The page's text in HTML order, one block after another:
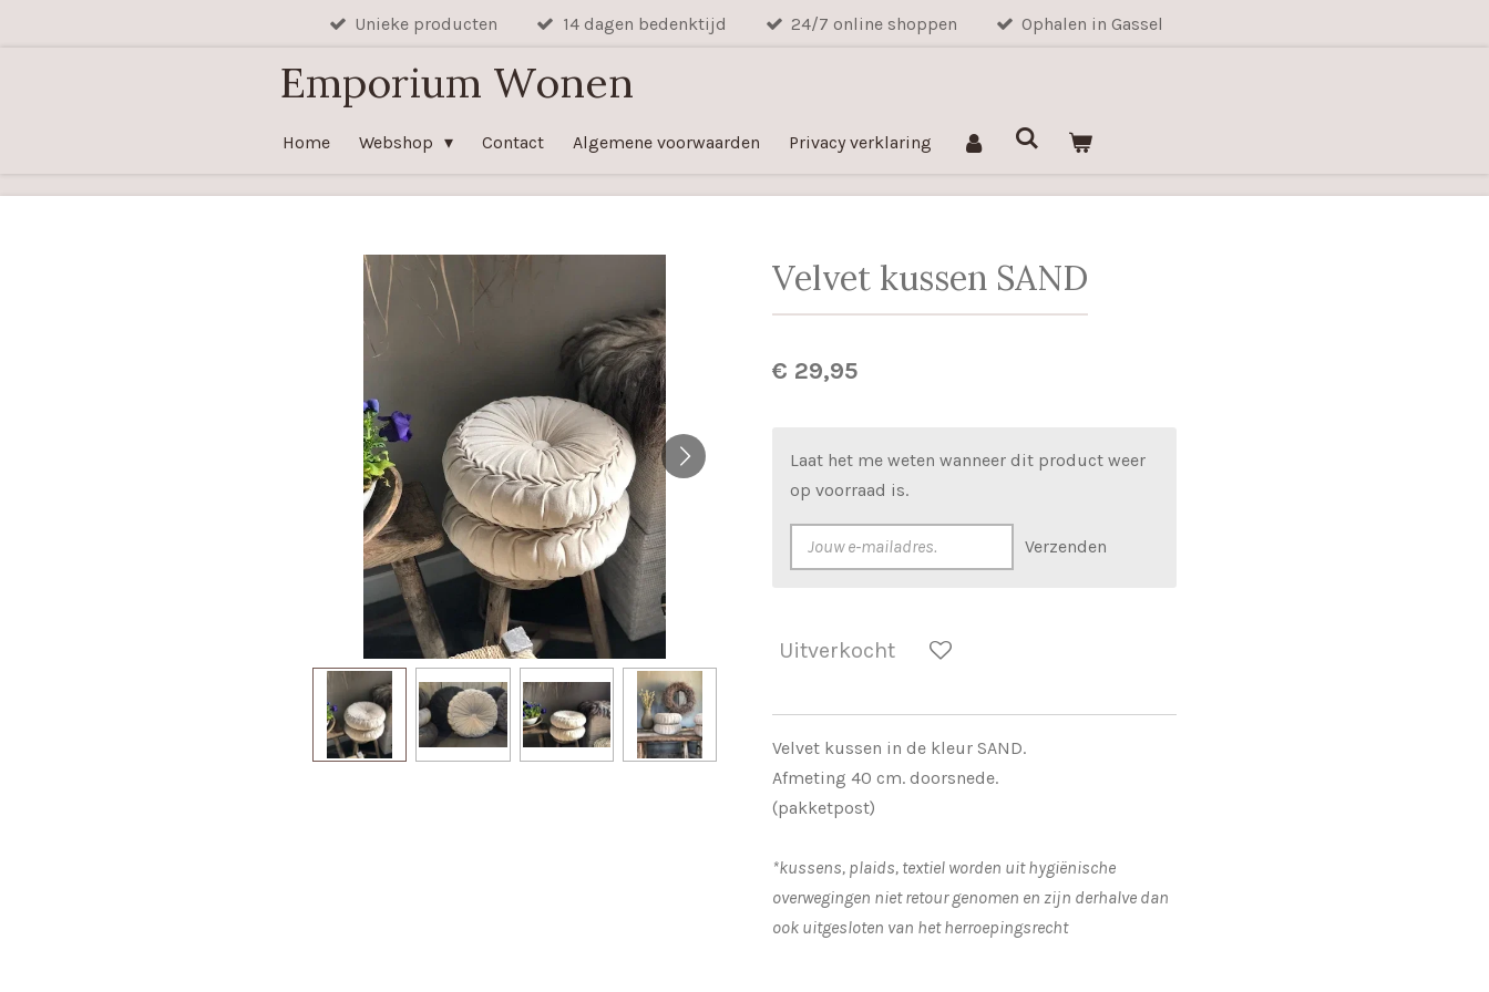
Unieke producten 14 dagen bedenktijd 24/7 online shoppen Ophalen in Gassel
Emporium Wonen
Home Webshop Contact Algemene voorwaarden Privacy verklaring
Velvet kussen SAND
€ 29,95
Laat het me weten wanneer dit product weer
op voorraad is.
Verzenden
Uitverkocht
Velvet kussen in de kleur SAND.
Afmeting 40 cm. doorsnede.
(pakketpost)
*kussens, plaids, textiel worden uit hygiënische
overwegingen niet retour genomen en zijn derhalve dan
ook uitgesloten van het herroepingsrecht